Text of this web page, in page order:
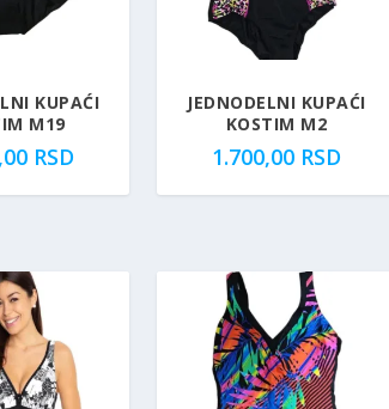
KUPAĆI
M19
RSD
JEDNODELNI KUPAĆI
KOSTIM M2
1.700,00 RSD